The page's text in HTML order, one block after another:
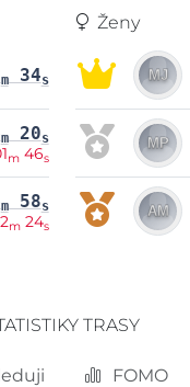
m34s
m20s
m46s
m58s
m24s
Ženy
TRASY
FOMO